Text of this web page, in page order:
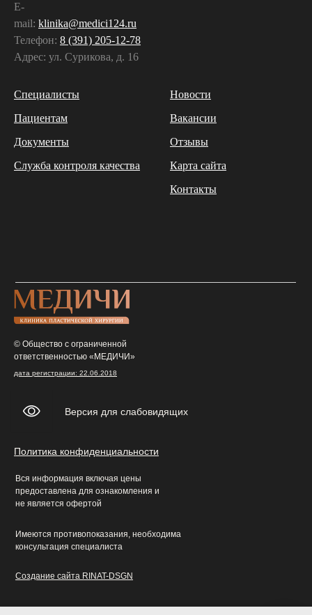
E-
mail: klinika@medici124.ru
Телефон: 8 (391) 205-12-78
Адрес: ул. Сурикова, д. 16
Специалисты
Пациентам
Документы
Служба контроля качества
Новости
Вакансии
Отзывы
Карта сайта
Контакты
© Общество с ограниченной
ответственностью «МЕДИЧИ»
дата регистрации: 22.06.2018
Создание сайта RINAT-DSGN
Вся информация включая цены
предоставлена для ознакомления и
не является офертой
Имеются противопоказания, необходима
консультация специалиста
Политика конфиденциальности
Версия для слабовидящих